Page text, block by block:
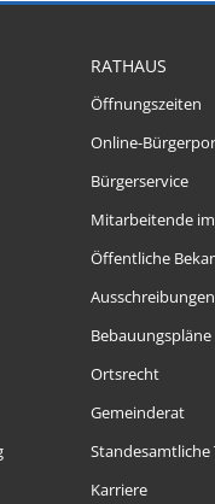
RATHAUS
Öffnungszeiten
Online-
Bürgerservice
Mitarbeitende
Öffentliche
Ausschreibungen
Bebauungspläne
Ortsrecht
Gemeinderat
Standesamtliche
Karriere